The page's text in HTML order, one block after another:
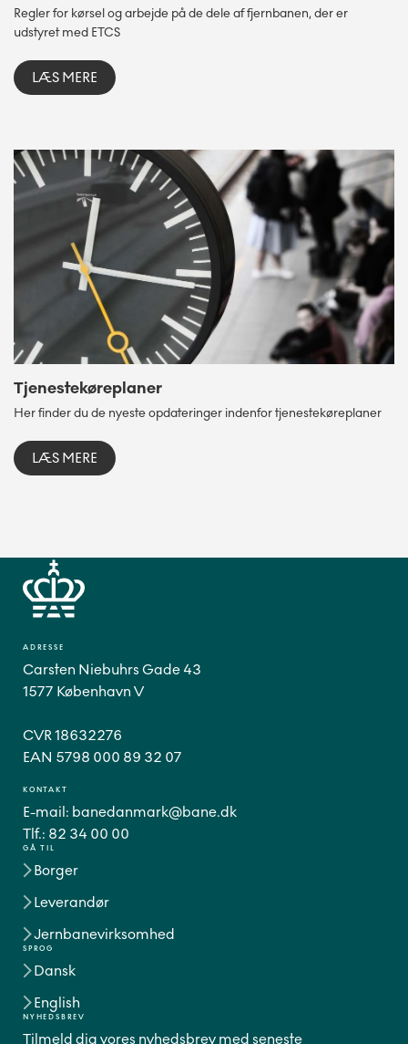
Regler for kørsel og arbejde på de dele af fjernbanen, der er
udstyret med ETCS
LÆS MERE
Tjenestekøreplaner
Her finder du de nyeste opdateringer indenfor tjenestekøreplaner
LÆS MERE
GÅ TIL
Borger
Leverandør
Jernbanevirksomhed
SPROG
Dansk
English
ADRESSE
Carsten Niebuhrs Gade 43
1577 København V
CVR 18632276
EAN 5798 000 89 32 07
KONTAKT
E-mail: banedanmark@bane.dk
Tlf.: 82 34 00 00
NYHEDSBREV
Tilmeld dig vores nyhedsbrev med seneste